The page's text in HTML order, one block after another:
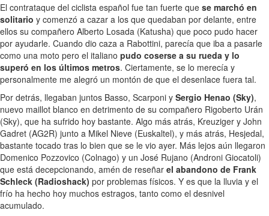
El contrataque del ciclista español fue tan fuerte que se marchó en
solitario y comenzó a cazar a los que quedaban por delante, entre
ellos su compañero Alberto Losada (Katusha) que poco pudo hacer
por ayudarle. Cuando dio caza a Rabottini, parecía que iba a pasarle
como una moto pero el italiano pudo coserse a su rueda y lo
superó en los últimos metros. Ciertamente, se lo merecía y
personalmente me alegró un montón de que el desenlace fuera tal.
Por detrás, llegaban juntos Basso, Scarponi y Sergio Henao (Sky),
nuevo maillot blanco en detrimento de su compañero Rigoberto Urán
(Sky), que ha sufrido hoy bastante. Algo más atrás, Kreuziger y John
Gadret (AG2R) junto a Mikel Nieve (Euskaltel), y más atrás, Hesjedal,
bastante tocado tras lo bien que se le vio ayer. Más lejos aún llegaron
Domenico Pozzovico (Colnago) y un José Rujano (Androni Giocatoli)
que está decepcionando, amén de reseñar el abandono de Frank
Schleck (Radioshack) por problemas físicos. Y es que la lluvia y el
frío ha hecho hoy muchos estragos, tanto como el desnivel
acumulado.